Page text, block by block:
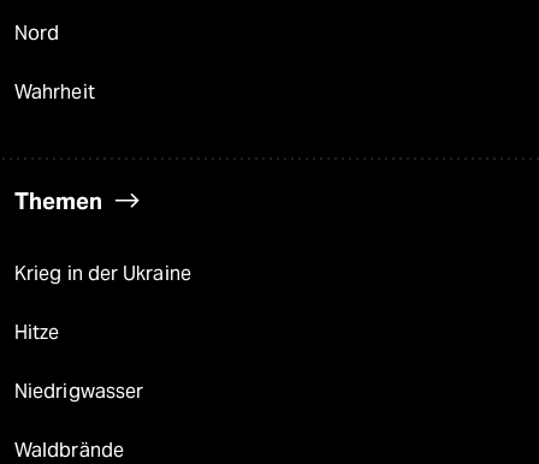
Nord
Wahrheit
Themen
Krieg in der Ukraine
Hitze
Niedrigwasser
Waldbrände